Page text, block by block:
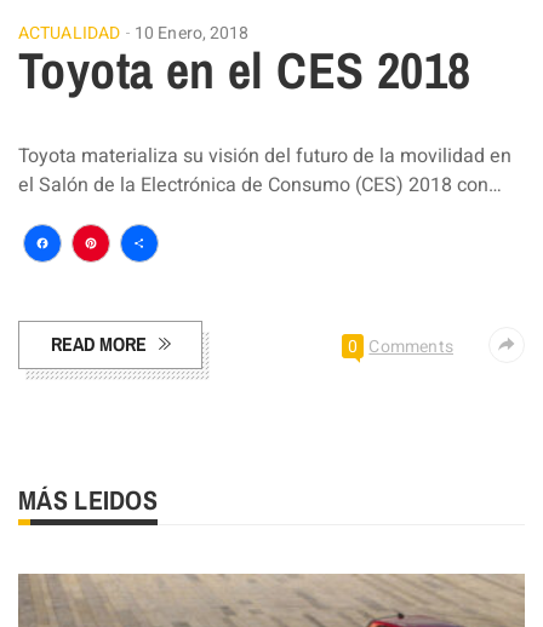
ACTUALIDAD 10 Enero, 2018
Toyota en el CES 2018
Toyota materializa su visión del futuro de la movilidad en
el Salón de la Electrónica de Consumo (CES) 2018 con…
Facebook
Pinterest
Compartir
READ MORE 0 Comments
MÁS LEIDOS